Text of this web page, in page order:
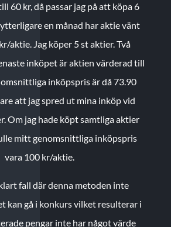
60 kr, då passar jag på att köpa 6
en månad har aktie vänt
aktie. Jag köper 5 st aktier.Två
inköpet är aktien värderad till
inköpspris är då 73.90
att jag spred ut mina inköp vid
Om jag hade köpt samtliga aktier
mitt genomsnittliga inköpspris
vara 100 kr/aktie.
fall där denna metoden inte
kan gå i konkurs vilket resulterar i
pengar inte har något värde